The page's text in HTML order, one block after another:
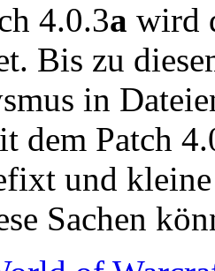
4.0.3a wird
Bis zu
in
dem Patch
und
Sachen